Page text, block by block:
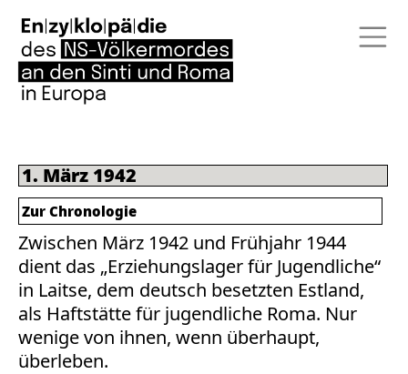
1. März 1942
Zwischen März 1942 und Frühjahr 1944
dient das „Erziehungslager für Jugendliche“
in Laitse, dem deutsch besetzten Estland,
als Haftstätte für jugendliche Roma. Nur
wenige von ihnen, wenn überhaupt,
überleben.
Zur Chronologie